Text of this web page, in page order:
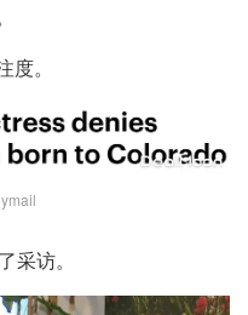
。
访。